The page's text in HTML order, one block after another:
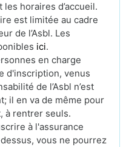
les horaires d’accueil.
est limitée au cadre
de l’Asbl. Les
ici.
en charge
d'inscription, venus
de l’Asbl n’est
il en va de même pour
à rentrer seuls.
à l'assurance
vous ne pourrez